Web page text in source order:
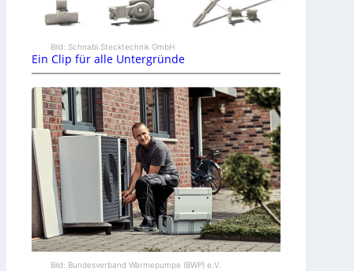
Bild: Schnabl Stecktechnik GmbH
Ein Clip für alle Untergründe
Bild: Bundesverband Wärmepumpe (BWP) e.V.